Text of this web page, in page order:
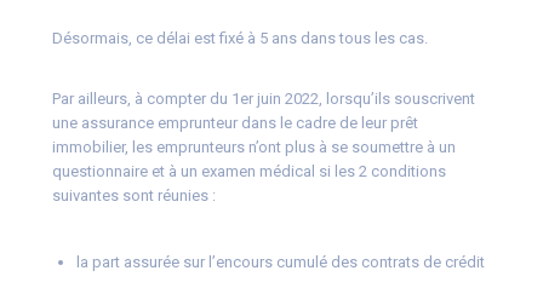
Désormais, ce délai est fixé à 5 ans dans tous les cas.
Par ailleurs, à compter du 1er juin 2022, lorsqu’ils souscrivent
une assurance emprunteur dans le cadre de leur prêt
immobilier, les emprunteurs n’ont plus à se soumettre à un
questionnaire et à un examen médical si les 2 conditions
suivantes sont réunies :
la part assurée sur l’encours cumulé des contrats de crédit